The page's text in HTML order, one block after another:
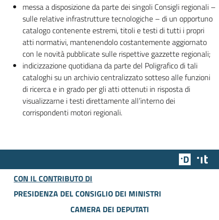
messa a disposizione da parte dei singoli Consigli regionali –
sulle relative infrastrutture tecnologiche – di un opportuno
catalogo contenente estremi, titoli e testi di tutti i propri
atti normativi, mantenendolo costantemente aggiornato
con le novità pubblicate sulle rispettive gazzette regionali;
indicizzazione quotidiana da parte del Poligrafico di tali
cataloghi su un archivio centralizzato sotteso alle funzioni
di ricerca e in grado per gli atti ottenuti in risposta di
visualizzarne i testi direttamente all’interno dei
corrispondenti motori regionali.
Team
CON IL CONTRIBUTO DI
PRESIDENZA DEL CONSIGLIO DEI MINISTRI
CAMERA DEI DEPUTATI